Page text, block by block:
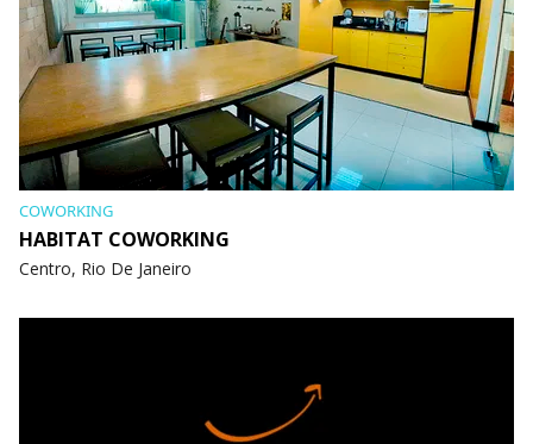
COWORKING
HABITAT COWORKING
Centro, Rio De Janeiro